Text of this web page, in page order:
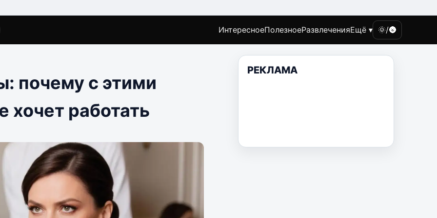
ИнтересноеПолезноеРазвлеченияЕщё ▾ 🌞/🌚
почему с этими
хочет работать
РЕКЛАМА